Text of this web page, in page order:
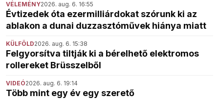
VÉLEMÉNY2026. aug. 6. 16:55
Évtizedek óta ezermilliárdokat szórunk ki az
ablakon a dunai duzzasztóművek hiánya miatt
KÜLFÖLD2026. aug. 6. 15:38
Felgyorsítva tiltják ki a bérelhető elektromos
rollereket Brüsszelből
VIDEÓ2026. aug. 6. 19:14
Több mint egy év egy szerető